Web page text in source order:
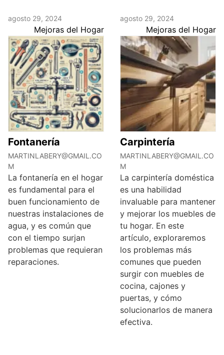
agosto 29, 2024
Mejoras del Hogar
Fontanería
MARTINLABERY@GMAIL.CO
M
La fontanería en el hogar
es fundamental para el
buen funcionamiento de
nuestras instalaciones de
agua, y es común que
con el tiempo surjan
problemas que requieran
reparaciones.
agosto 29, 2024
Mejoras del Hogar
Carpintería
MARTINLABERY@GMAIL.CO
M
La carpintería doméstica
es una habilidad
invaluable para mantener
y mejorar los muebles de
tu hogar. En este
artículo, exploraremos
los problemas más
comunes que pueden
surgir con muebles de
cocina, cajones y
puertas, y cómo
solucionarlos de manera
efectiva.